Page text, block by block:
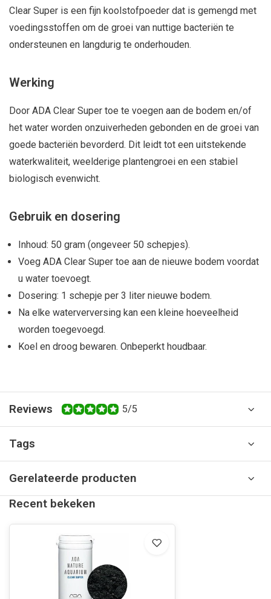
Clear Super is een fijn koolstofpoeder dat is gemengd met
voedingsstoffen om de groei van nuttige bacteriën te
ondersteunen en langdurig te onderhouden.
Werking
Door ADA Clear Super toe te voegen aan de bodem en/of
het water worden onzuiverheden gebonden en de groei van
goede bacteriën bevorderd. Dit leidt tot een uitstekende
waterkwaliteit, weelderige plantengroei en een stabiel
biologisch evenwicht.
Gebruik en dosering
Inhoud: 50 gram (ongeveer 50 schepjes).
Voeg ADA Clear Super toe aan de nieuwe bodem voordat
u water toevoegt.
Dosering: 1 schepje per 3 liter nieuwe bodem.
Na elke waterverversing kan een kleine hoeveelheid
worden toegevoegd.
Koel en droog bewaren. Onbeperkt houdbaar.
Reviews 5/5
Tags
Gerelateerde producten
Recent bekeken